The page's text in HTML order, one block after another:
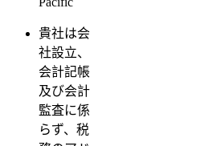
貴社は会
社設立、
会計記帳
及び会計
監査に係
らず、税